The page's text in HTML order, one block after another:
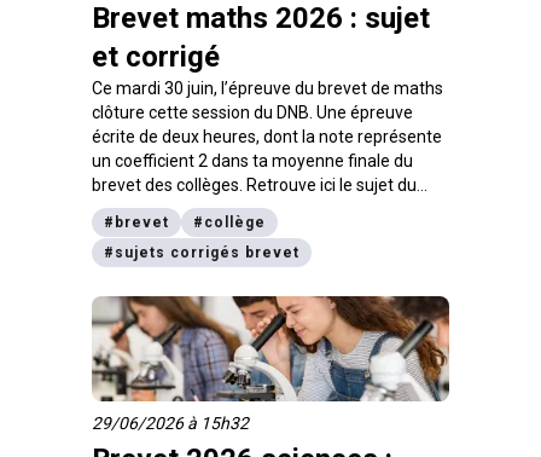
Brevet maths 2026 : sujet
et corrigé
Ce mardi 30 juin, l’épreuve du brevet de maths
clôture cette session du DNB. Une épreuve
écrite de deux heures, dont la note représente
un coefficient 2 dans ta moyenne finale du
brevet des collèges. Retrouve ici le sujet du
brevet de maths 2026 et le corrigé.
# brevet # collège
# sujets corrigés brevet
29/06/2026 à 15h32